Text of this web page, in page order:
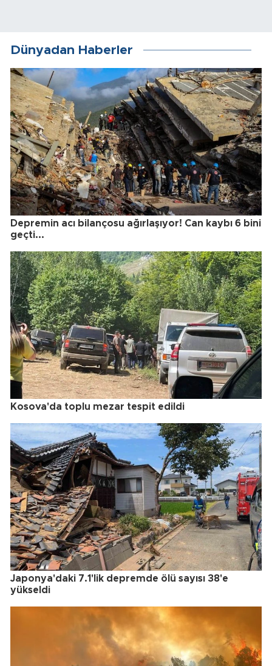
Dünyadan Haberler
Depremin acı bilançosu ağırlaşıyor! Can kaybı 6 bini
geçti...
Kosova'da toplu mezar tespit edildi
Japonya'daki 7.1'lik depremde ölü sayısı 38'e
yükseldi